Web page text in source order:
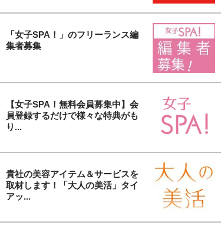
「女子SPA！」のフリーランス編
集者募集
【女子SPA！無料会員募集中】会
員登録するだけで様々な特典がも
り...
貴社の美容アイテム＆サービスを
取材します！「大人の美活」タイ
アッ...